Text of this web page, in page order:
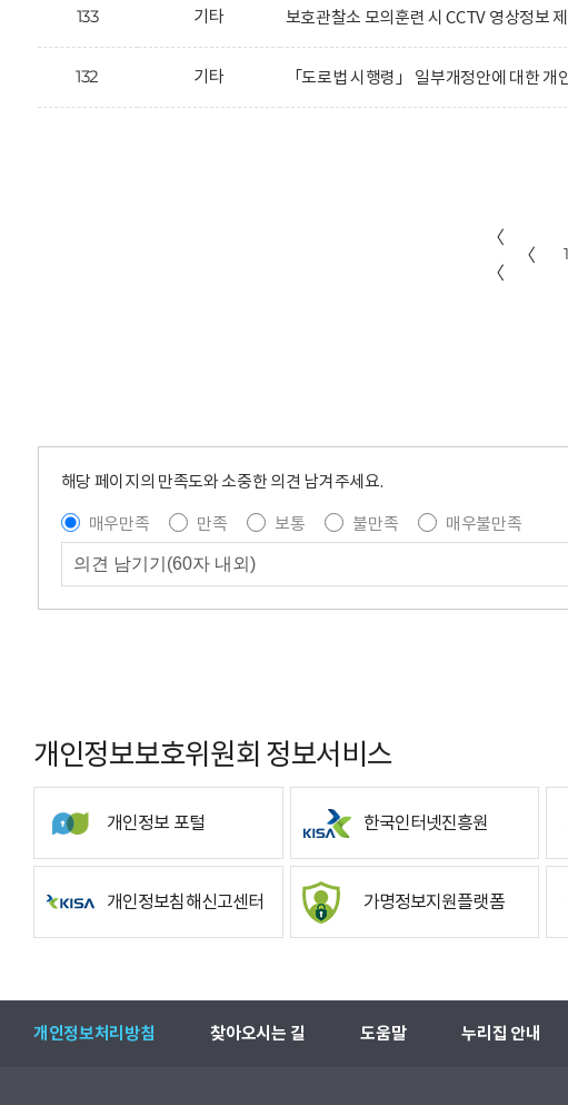
133 기타 보호관찰소 모의훈련 시 CCTV 영상정보
132 기타 「도로법 시행령」 일부개정안에 대한
〈
〈
〈
해당 페이지의 만족도와 소중한 의견 남겨주세요.
매우만족
만족 보통 불만족
매우불만족
개인정보보호위원회 정보서비스
개인정보 포털 한국인터넷진흥원
개인정보침해신고센터 가명정보지원플랫폼
개인정보처리방침 찾아오시는 길 도움말 누리집 안내